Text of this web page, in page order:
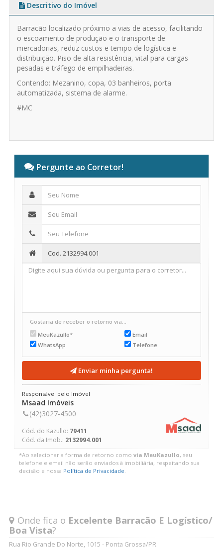
Descritivo do Imóvel
Barracão localizado próximo a vias de acesso, facilitando
o escoamento de produção e o transporte de
mercadorias, reduz custos e tempo de logística e
distribuição. Piso de alta resistência, vital para cargas
pesadas e tráfego de empilhadeiras.
Contendo: Mezanino, copa, 03 banheiros, porta
automatizada, sistema de alarme.
#MC
Pergunte ao Corretor!
Gostaria de receber o retorno via...
MeuKazullo*
Email
WhatsApp
Telefone
Enviar minha pergunta!
Responsável pelo Imóvel
Msaad Imóveis
(42)3027-4500
Cód. do Kazullo: 79411
Cód. da Imob.: 2132994.001
*Ao selecionar a forma de retorno comovia MeuKazullo, seu
telefone e email não serão enviados à imobiliária, respeitando sua
decisão e nossa Política de Privacidade.
Onde fica o Excelente Barracão E Logístico/
Boa Vista?
Rua Rio Grande Do Norte, 1015 - Ponta Grossa/PR